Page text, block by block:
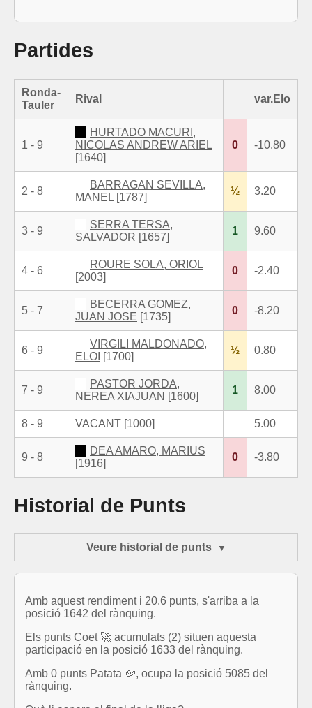
Partides
Ronda-
Tauler
Rival var.Elo
1 - 9
HURTADO MACURI,
NICOLAS ANDREW ARIEL
[1640]
0 -10.80
2 - 8
BARRAGAN SEVILLA,
MANEL [1787]
½ 3.20
3 - 9
SERRA TERSA,
SALVADOR [1657]
1 9.60
4 - 6
ROURE SOLA, ORIOL
[2003]
0 -2.40
5 - 7
BECERRA GOMEZ,
JUAN JOSE [1735]
0 -8.20
6 - 9
VIRGILI MALDONADO,
ELOI [1700]
½ 0.80
7 - 9
PASTOR JORDA,
NEREA XIAJUAN [1600]
1 8.00
8 - 9 VACANT [1000] 5.00
9 - 8
DEA AMARO, MARIUS
[1916]
0 -3.80
Historial de Punts
Veure historial de punts
Amb aquest rendiment i 20.6 punts, s'arriba a la
posició 1642 del rànquing.
Els punts Coet 🚀 acumulats (2) situen aquesta
participació en la posició 1633 del rànquing.
Amb 0 punts Patata 🥔, ocupa la posició 5085 del
rànquing.